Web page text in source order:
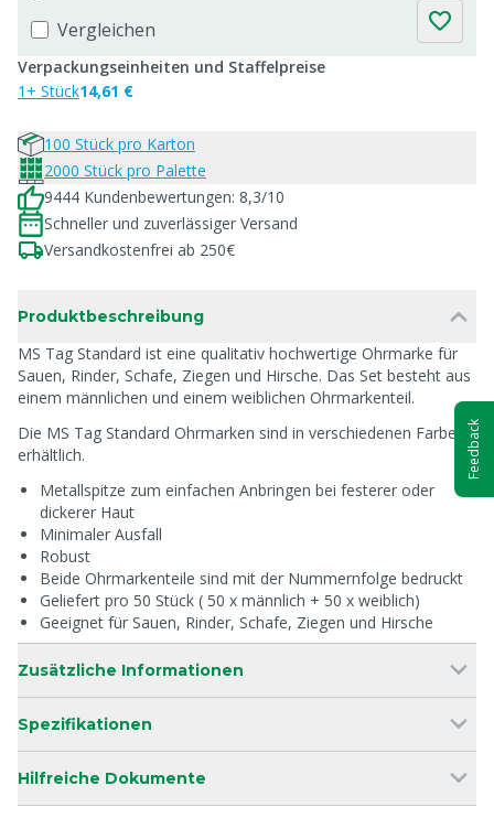
Vergleichen
Verpackungseinheiten und Staffelpreise
1+ Stück14,61 €
100 Stück pro Karton
2000 Stück pro Palette
9444 Kundenbewertungen: 8,3/10
Schneller und zuverlässiger Versand
Versandkostenfrei ab 250€
Produktbeschreibung
MS Tag Standard ist eine qualitativ hochwertige Ohrmarke für
Sauen, Rinder, Schafe, Ziegen und Hirsche. Das Set besteht aus
einem männlichen und einem weiblichen Ohrmarkenteil.
Die MS Tag Standard Ohrmarken sind in verschiedenen Farben
erhältlich.
Metallspitze zum einfachen Anbringen bei festerer oder
dickerer Haut
Minimaler Ausfall
Robust
Beide Ohrmarkenteile sind mit der Nummernfolge bedruckt
Geliefert pro 50 Stück ( 50 x männlich + 50 x weiblich)
Geeignet für Sauen, Rinder, Schafe, Ziegen und Hirsche
Zusätzliche Informationen
Spezifikationen
Hilfreiche Dokumente
Feedback